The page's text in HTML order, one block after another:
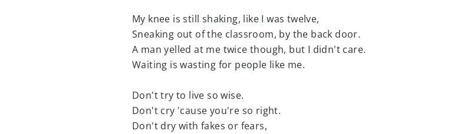
My knee is still shaking, like I was twelve,
Sneaking out of the classroom, by the back door.
A man yelled at me twice though, but I didn't care.
Waiting is wasting for people like me.
Don't try to live so wise.
Don't cry 'cause you're so right.
Don't dry with fakes or fears,